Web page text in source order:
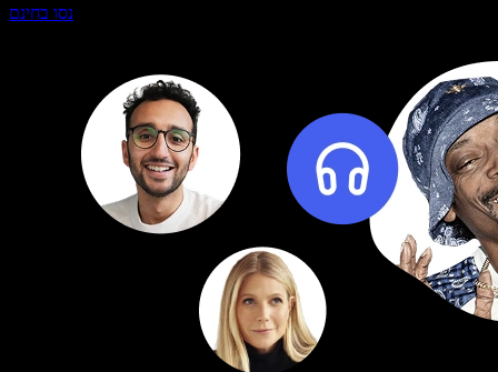
נסו בחינם